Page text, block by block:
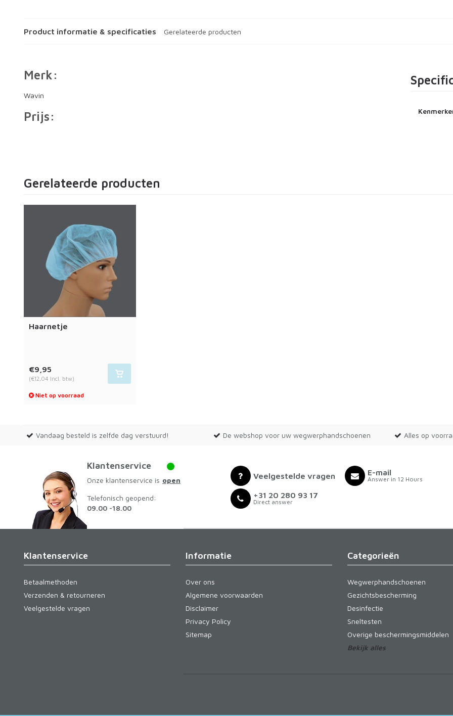
Product informatie & specificaties Gerelateerde producten
Merk:
Wavin
Prijs:
Gerelateerde producten
Haarnetje
€9,95
(€12,04 Incl. btw)
Niet op voorraad
Vandaag besteld is zelfde dag verstuurd! De webshop voor uw wegwerphandschoenen Alles op
Klantenservice
Onze klantenservice is open
Telefonisch geopend:
09.00 -18.00
Veelgestelde vragen
+31 20 280 93 17
Direct answer
E-mail
Answer in 12 Hours
Klantenservice
Betaalmethoden
Verzenden & retourneren
Veelgestelde vragen
Informatie
Over ons
Algemene voorwaarden
Disclaimer
Privacy Policy
Sitemap
Categorieën
Wegwerphandschoenen
Gezichtsbescherming
Desinfectie
Sneltesten
Overige beschermingsmiddelen
Bekijk alles